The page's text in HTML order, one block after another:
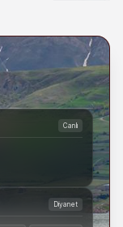
Canlı
Diyanet